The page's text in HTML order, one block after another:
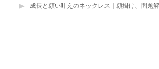
成長と願い叶えのネックレス｜願掛け、問題